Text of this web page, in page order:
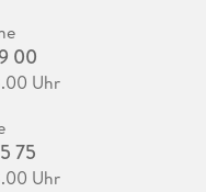
00
Uhr
75
Uhr